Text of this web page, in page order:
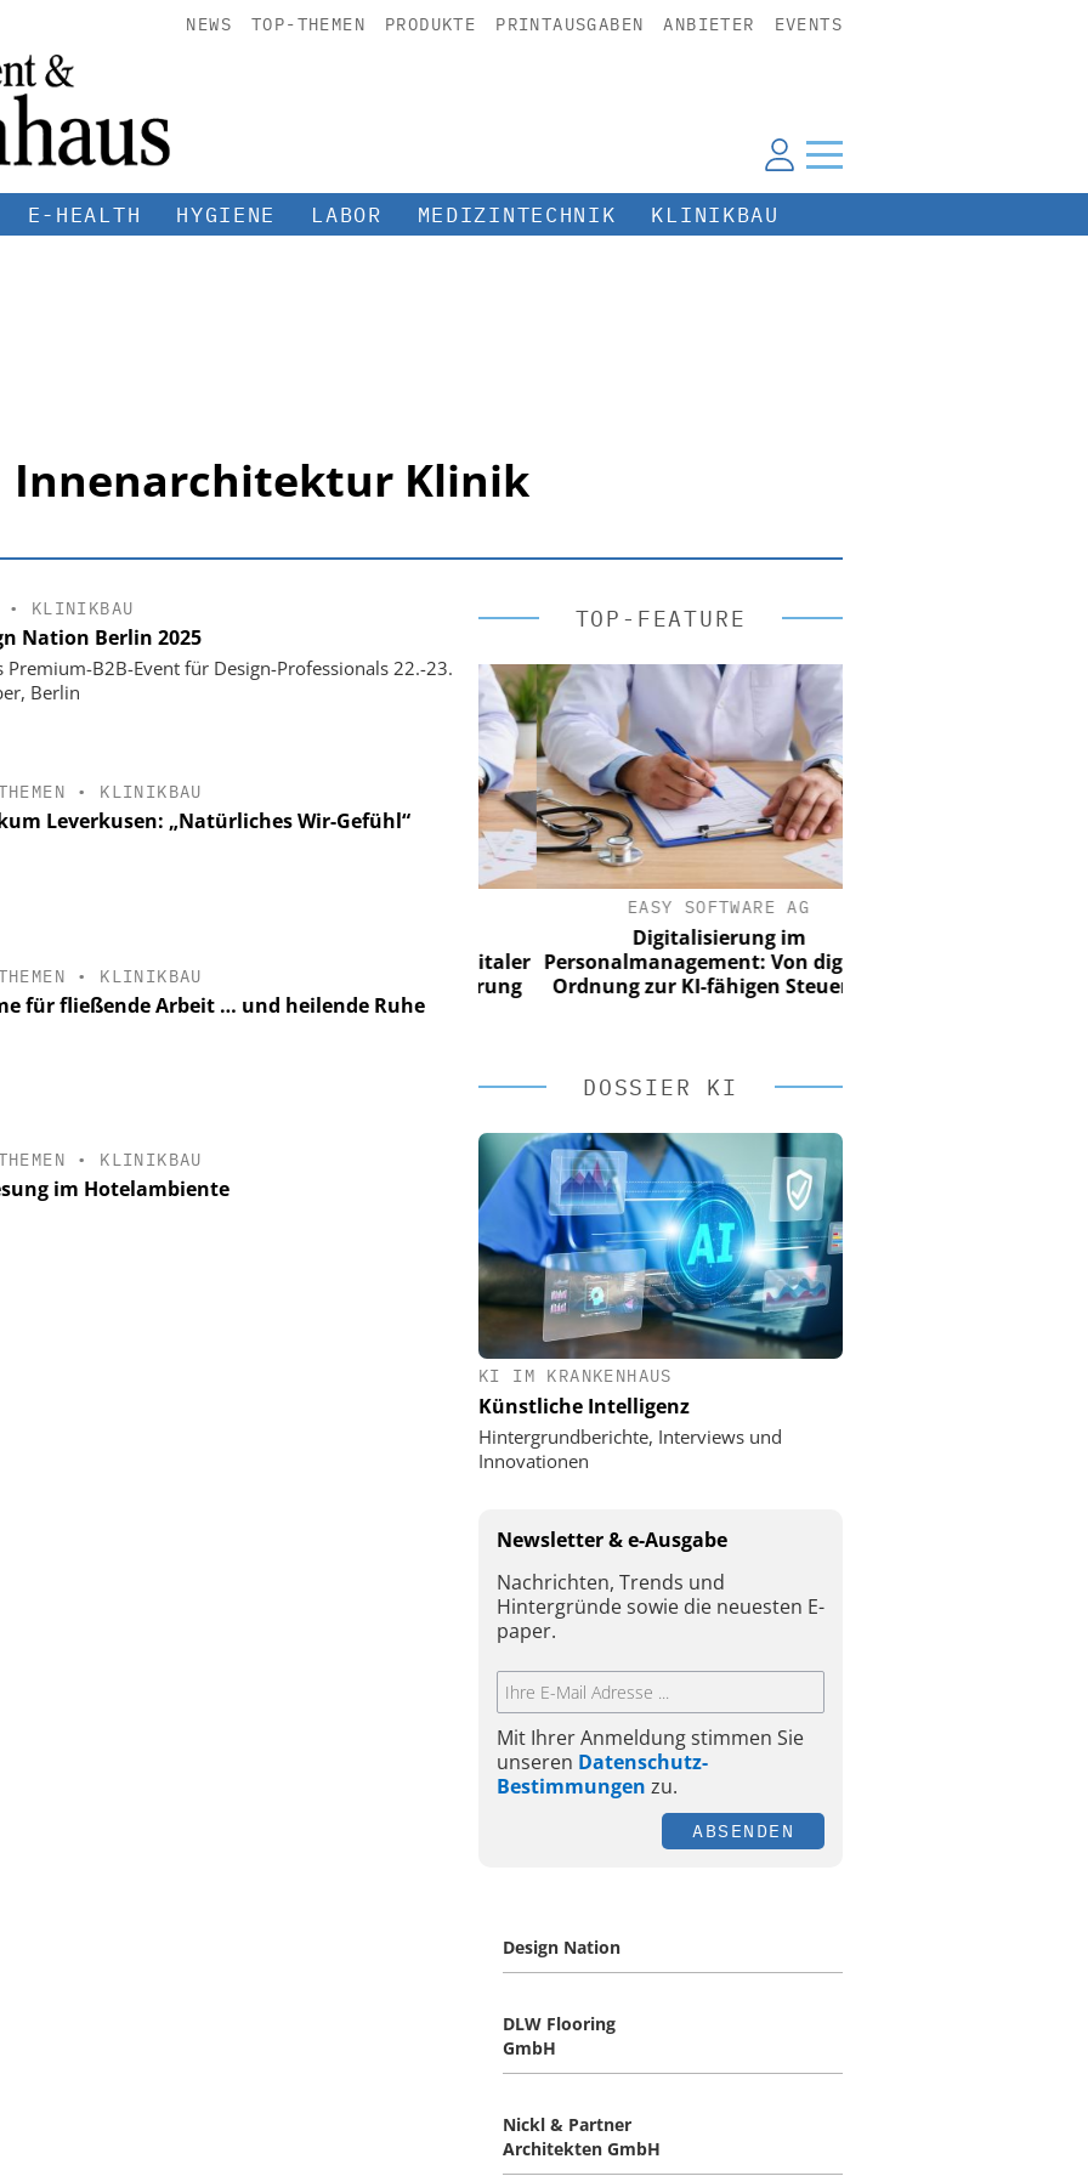
NEWS TOP-THEMEN PRODUKTE PRINTAUSGABEN ANBIETER EVENTS
E-HEALTH HYGIENE LABOR MEDIZINTECHNIK KLINIKBAU
Innenarchitektur Klinik
• KLINIKBAU
Nation Berlin 2025
Premium-B2B-Event für Design-Professionals 22.-23.
Berlin
• KLINIKBAU
Leverkusen: „Natürliches Wir-Gefühl“
• KLINIKBAU
für fließende Arbeit … und heilende Ruhe
• KLINIKBAU
im Hotelambiente
TOP-FEATURE
AG
digitaler
Steuerung
Personalmanagement: Von digitaler
Ordnung zur KI-fähigen Steuerung
EASY SOFTWARE AG
Digitalisierung im
Personalmanagement: Von digitaler
Ordnung zur KI-fähigen Steuerung
DOSSIER KI
KI IM KRANKENHAUS
Künstliche Intelligenz
Hintergrundberichte, Interviews und
Innovationen
Newsletter & e-Ausgabe
Nachrichten, Trends und
Hintergründe sowie die neuesten E-
paper.
Mit Ihrer Anmeldung stimmen Sie
unseren Datenschutz-
Bestimmungen zu.
ABSENDEN
Design Nation
DLW Flooring
GmbH
Nickl & Partner
Architekten GmbH